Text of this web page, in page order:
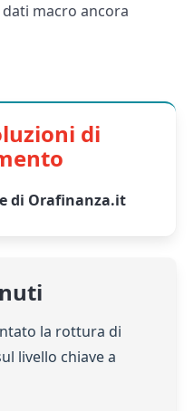
macro ancora
di
di Orafinanza.it
la rottura di
livello chiave a